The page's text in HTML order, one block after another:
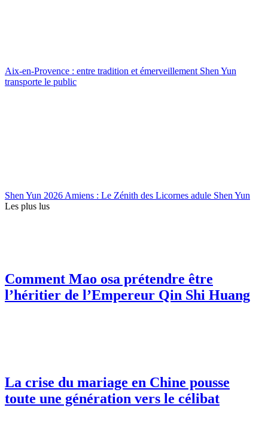
Aix-en-Provence : entre tradition et émerveillement Shen Yun
transporte le public
Shen Yun 2026 Amiens : Le Zénith des Licornes adule Shen Yun
Les plus lus
Comment Mao osa prétendre être
l’héritier de l’Empereur Qin Shi Huang
La crise du mariage en Chine pousse
toute une génération vers le célibat